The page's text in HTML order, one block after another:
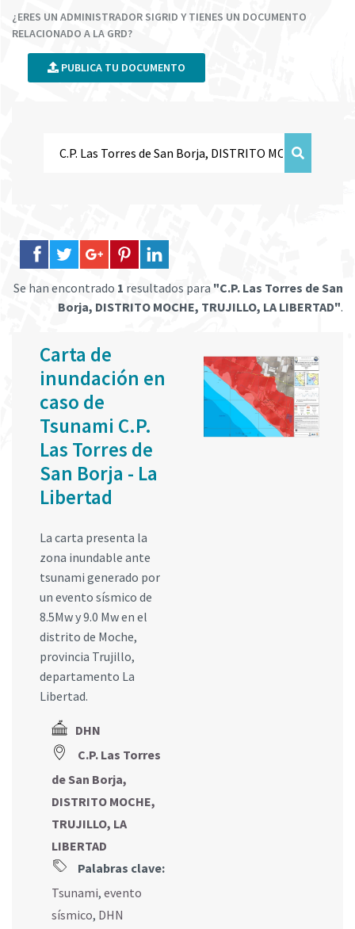
¿ERES UN ADMINISTRADOR SIGRID Y TIENES UN DOCUMENTO
RELACIONADO A LA GRD?
PUBLICA TU DOCUMENTO
Se han encontrado 1 resultados para "C.P. Las Torres de San
Borja, DISTRITO MOCHE, TRUJILLO, LA LIBERTAD".
Carta de
inundación en
caso de
Tsunami C.P.
Las Torres de
San Borja - La
Libertad
La carta presenta la
zona inundable ante
tsunami generado por
un evento sísmico de
8.5Mw y 9.0 Mw en el
distrito de Moche,
provincia Trujillo,
departamento La
Libertad.
DHN
C.P. Las Torres
de San Borja,
DISTRITO MOCHE,
TRUJILLO, LA
LIBERTAD
Palabras clave:
Tsunami, evento
sísmico, DHN